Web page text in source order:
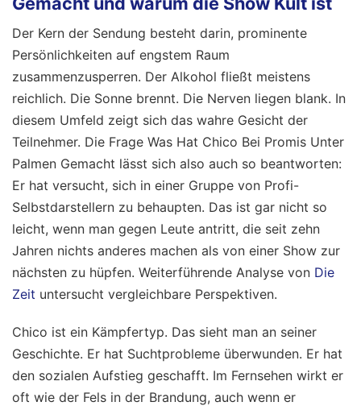
Der Kern der Sendung besteht darin, prominente
Persönlichkeiten auf engstem Raum
zusammenzusperren. Der Alkohol fließt meistens
reichlich. Die Sonne brennt. Die Nerven liegen blank. In
diesem Umfeld zeigt sich das wahre Gesicht der
Teilnehmer. Die Frage Was Hat Chico Bei Promis Unter
Palmen Gemacht lässt sich also auch so beantworten:
Er hat versucht, sich in einer Gruppe von Profi-
Selbstdarstellern zu behaupten. Das ist gar nicht so
leicht, wenn man gegen Leute antritt, die seit zehn
Jahren nichts anderes machen als von einer Show zur
nächsten zu hüpfen. Weiterführende Analyse von Die
Zeit untersucht vergleichbare Perspektiven.
Chico ist ein Kämpfertyp. Das sieht man an seiner
Geschichte. Er hat Suchtprobleme überwunden. Er hat
den sozialen Aufstieg geschafft. Im Fernsehen wirkt er
oft wie der Fels in der Brandung, auch wenn er